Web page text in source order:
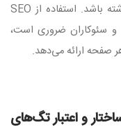
باشد. استفاده از SEO
و سئوکاران ضروری است،
صفحه ارائه می‌دهد.
و اعتبار تگ‌های